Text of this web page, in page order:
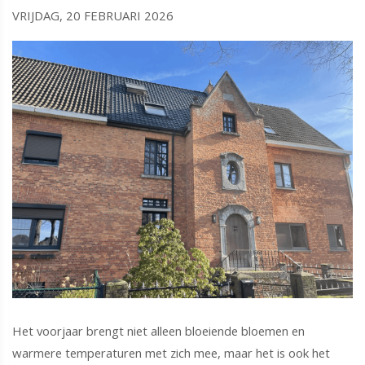
VRIJDAG, 20 FEBRUARI 2026
Het voorjaar brengt niet alleen bloeiende bloemen en
warmere temperaturen met zich mee, maar het is ook het